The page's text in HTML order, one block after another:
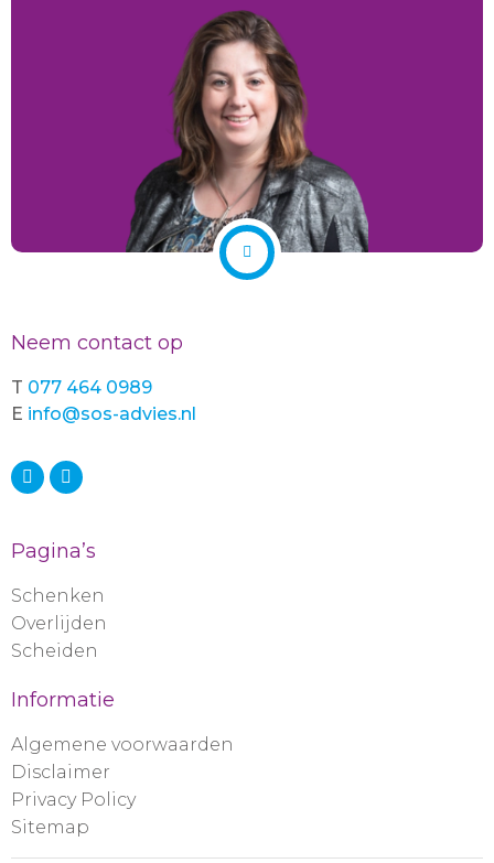
Neem contact op
T 077 464 0989
E info@sos-advies.nl
Pagina’s
Schenken
Overlijden
Scheiden
Informatie
Algemene voorwaarden
Disclaimer
Privacy Policy
Sitemap